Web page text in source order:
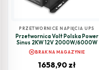
PRZETWORNICE NAPIĘCIA UPS
Przetwornica Volt Polska Power
Sinus 2KW 12V 2000W/6000W
cancelBRAK NA MAGAZYNIE
1658,90 zł